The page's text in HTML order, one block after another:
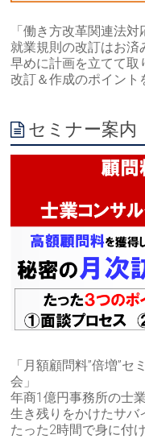
「働き方改革関連法
就業規則の改訂はお済
早めに計画を立てて取
改訂＆作成のポイント
セミナー案内
「月額顧問料”倍増”
会」
年商1億円事務所の士
生き残りをかけたサバ
たった2時間で身に付